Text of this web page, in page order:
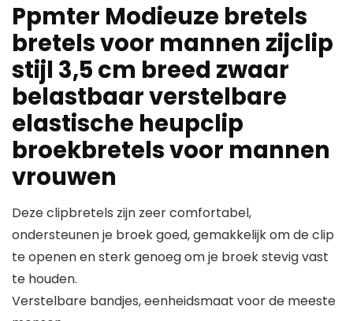
Ppmter Modieuze bretels
bretels voor mannen zijclip
stijl 3,5 cm breed zwaar
belastbaar verstelbare
elastische heupclip
broekbretels voor mannen
vrouwen
Deze clipbretels zijn zeer comfortabel,
ondersteunen je broek goed, gemakkelijk om de clip
te openen en sterk genoeg om je broek stevig vast
te houden.
Verstelbare bandjes, eenheidsmaat voor de meeste